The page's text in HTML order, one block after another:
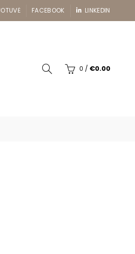
FACEBOOK LINKEDIN
0 / €0.00